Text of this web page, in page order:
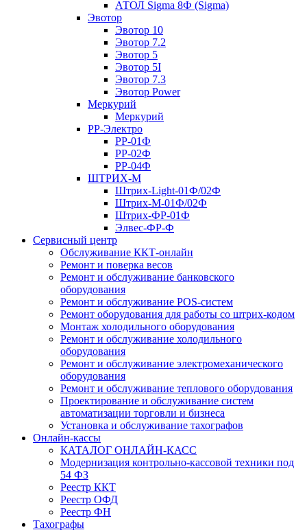
АТОЛ Sigma 8Ф (Sigma)
Эвотор
Эвотор 10
Эвотор 7.2
Эвотор 5
Эвотор 5I
Эвотор 7.3
Эвотор Power
Меркурий
Меркурий
РР-Электро
РР-01Ф
РР-02Ф
РР-04Ф
ШТРИХ-М
Штрих-Light-01Ф/02Ф
Штрих-М-01Ф/02Ф
Штрих-ФР-01Ф
Элвес-ФР-Ф
Сервисный центр
Обслуживание ККТ-онлайн
Ремонт и поверка весов
Ремонт и обслуживание банковского
оборудования
Ремонт и обслуживание POS-систем
Ремонт оборудования для работы со штрих-кодом
Монтаж холодильного оборудования
Ремонт и обслуживание холодильного
оборудования
Ремонт и обслуживание электромеханического
оборудования
Ремонт и обслуживание теплового оборудования
Проектирование и обслуживание систем
автоматизации торговли и бизнеса
Установка и обслуживание тахографов
Онлайн-кассы
КАТАЛОГ ОНЛАЙН-КАСС
Модернизация контрольно-кассовой техники под
54 ФЗ
Реестр ККТ
Реестр ОФД
Реестр ФН
Тахографы